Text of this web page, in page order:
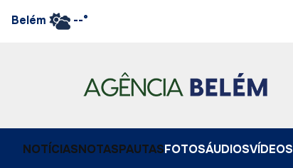
Belém --°
NOTÍCIASNOTASPAUTASFOTOSÁUDIOSVÍDEOS